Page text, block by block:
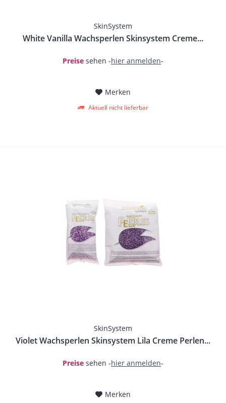
SkinSystem
White Vanilla Wachsperlen Skinsystem Creme...
Preise sehen -hier anmelden-
Merken
Aktuell nicht lieferbar
SkinSystem
Violet Wachsperlen Skinsystem Lila Creme Perlen...
Preise sehen -hier anmelden-
Merken